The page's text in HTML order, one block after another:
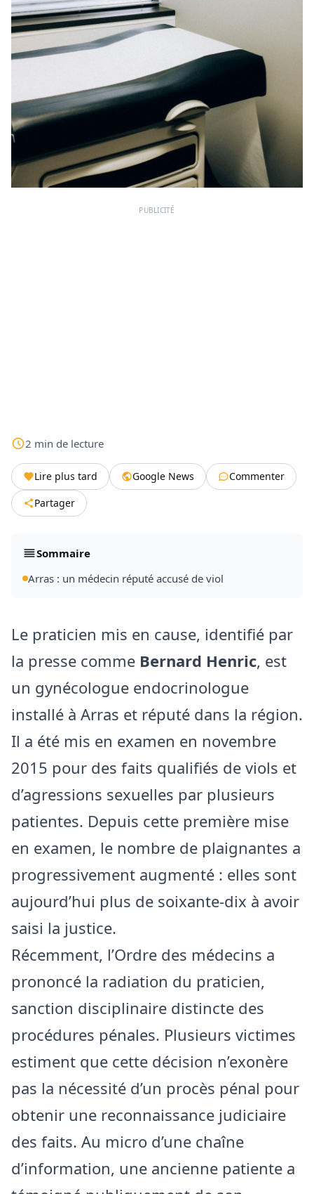
PUBLICITÉ
2 min de lecture
Lire plus tard Google News
Commenter
Partager
Sommaire
Arras : un médecin réputé accusé de viol
Le praticien mis en cause, identifié par
la presse comme Bernard Henric, est
un gynécologue endocrinologue
installé à Arras et réputé dans la région.
Il a été mis en examen en novembre
2015 pour des faits qualifiés de viols et
d’agressions sexuelles par plusieurs
patientes. Depuis cette première mise
en examen, le nombre de plaignantes a
progressivement augmenté : elles sont
aujourd’hui plus de soixante-dix à avoir
saisi la justice.
Récemment, l’Ordre des médecins a
prononcé la radiation du praticien,
sanction disciplinaire distincte des
procédures pénales. Plusieurs victimes
estiment que cette décision n’exonère
pas la nécessité d’un procès pénal pour
obtenir une reconnaissance judiciaire
des faits. Au micro d’une chaîne
d’information, une ancienne patiente a